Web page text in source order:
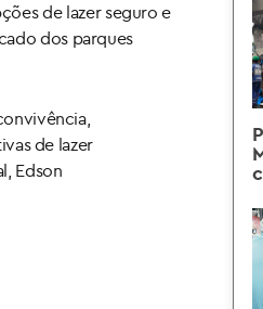
de lazer seguro e
dos parques
de lazer
Edson